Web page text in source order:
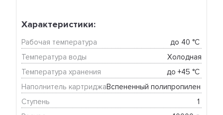
Характеристики:
Рабочая температура
до 40 °C
Температура воды
Холодная
Температура хранения
до +45 °C
Наполнитель картриджа
Ступень
1